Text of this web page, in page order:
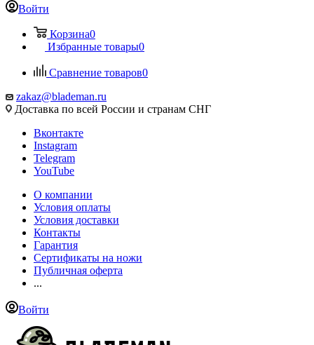
Войти
Корзина0
Избранные товары0
Сравнение товаров0
zakaz@blademan.ru
Доставка по всей России и странам СНГ
Вконтакте
Instagram
Telegram
YouTube
О компании
Условия оплаты
Условия доставки
Контакты
Гарантия
Сертификаты на ножи
Публичная оферта
...
Войти